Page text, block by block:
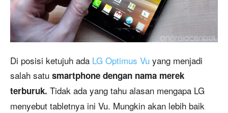
Di posisi ketujuh ada LG Optimus Vu yang menjadi
salah satu smartphone dengan nama merek
terburuk. Tidak ada yang tahu alasan mengapa LG
menyebut tabletnya ini Vu. Mungkin akan lebih baik